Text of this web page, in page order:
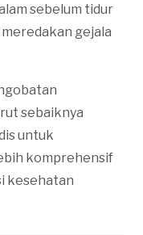
sebelum tidur
gejala
sebaiknya
untuk
komprehensif
kesehatan